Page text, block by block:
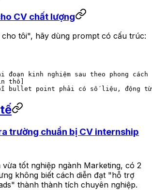
CV chất lượng
cho tôi", hãy dùng prompt có cấu trúc:
đoạn kinh nghiệm sau theo phong
thô]
bullet point phải có số liệu, động
trường chuẩn bị CV internship
vừa tốt nghiệp ngành Marketing, có 2
không biết cách diễn đạt "hỗ trợ
thành thành tích chuyên nghiệp.